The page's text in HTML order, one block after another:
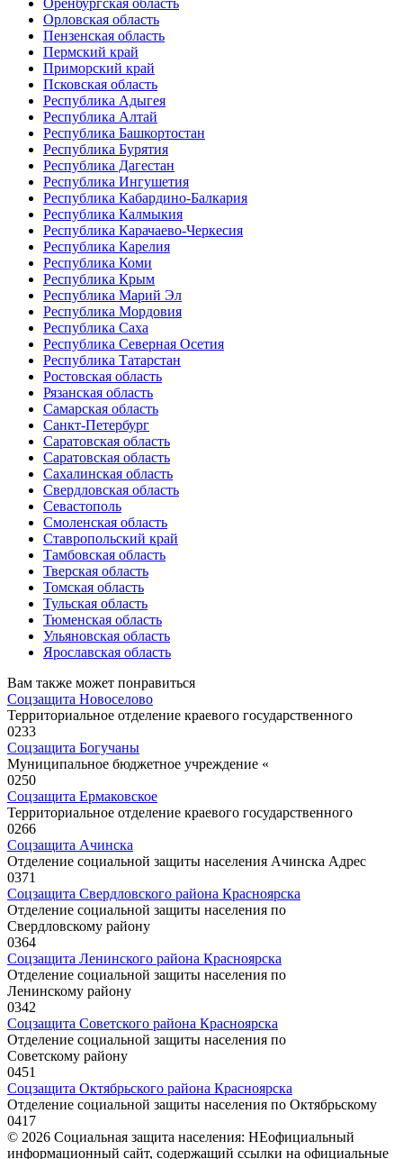
Орловская область
Пензенская область
Пермский край
Приморский край
Псковская область
Республика Адыгея
Республика Алтай
Республика Башкортостан
Республика Бурятия
Республика Дагестан
Республика Ингушетия
Республика Кабардино-Балкария
Республика Калмыкия
Республика Карачаево-Черкесия
Республика Карелия
Республика Коми
Республика Крым
Республика Марий Эл
Республика Мордовия
Республика Саха
Республика Северная Осетия
Республика Татарстан
Ростовская область
Рязанская область
Самарская область
Санкт-Петербург
Саратовская область
Саратовская область
Сахалинская область
Свердловская область
Севастополь
Смоленская область
Ставропольский край
Тамбовская область
Тверская область
Томская область
Тульская область
Тюменская область
Ульяновская область
Ярославская область
Вам также может понравиться
Соцзащита Новоселово
Территориальное отделение краевого государственного
0233
Соцзащита Богучаны
Муниципальное бюджетное учреждение «
0250
Соцзащита Ермаковское
Территориальное отделение краевого государственного
0266
Соцзащита Ачинска
Отделение социальной защиты населения Ачинска Адрес
0371
Соцзащита Свердловского района Красноярска
Отделение социальной защиты населения по
Свердловскому району
0364
Соцзащита Ленинского района Красноярска
Отделение социальной защиты населения по
Ленинскому району
0342
Соцзащита Советского района Красноярска
Отделение социальной защиты населения по
Советскому району
0451
Соцзащита Октябрьского района Красноярска
Отделение социальной защиты населения по Октябрьскому
0417
© 2026 Социальная защита населения: НЕофициальный
информационный сайт, содержащий ссылки на официальные